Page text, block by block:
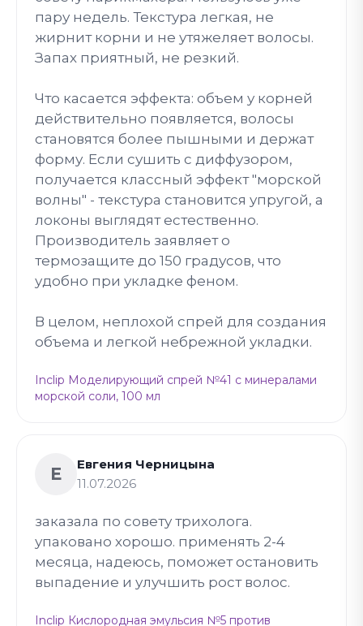
пару недель. Текстура легкая, не
жирнит корни и не утяжеляет волосы.
Запах приятный, не резкий.
Что касается эффекта: объем у корней
действительно появляется, волосы
становятся более пышными и держат
форму. Если сушить с диффузором,
получается классный эффект "морской
волны" - текстура становится упругой, а
локоны выглядят естественно.
Производитель заявляет о
термозащите до 150 градусов, что
удобно при укладке феном.
В целом, неплохой спрей для создания
объема и легкой небрежной укладки.
Inclip Моделирующий спрей №41 с минералами
морской соли, 100 мл
Е
Евгения Черницына
11.07.2026
заказала по совету трихолога.
упаковано хорошо. применять 2-4
месяца, надеюсь, поможет остановить
выпадение и улучшить рост волос.
Inclip Кислородная эмульсия №5 против